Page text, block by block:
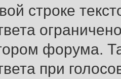
строке
форума.
при